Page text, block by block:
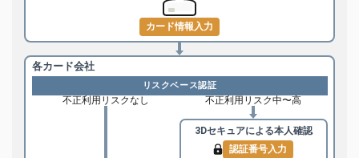
カード情報入力
各カード会社
リスクベース認証
不正利用リスクなし 不正利用リスク中〜高
3Dセキュアによる本人確認
認証番号入力